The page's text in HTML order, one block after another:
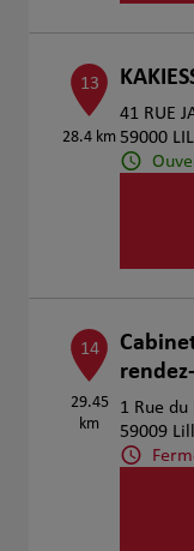
13
28.4 km
41 RUE
59000
14
29.45
km
1 Rue du
59009